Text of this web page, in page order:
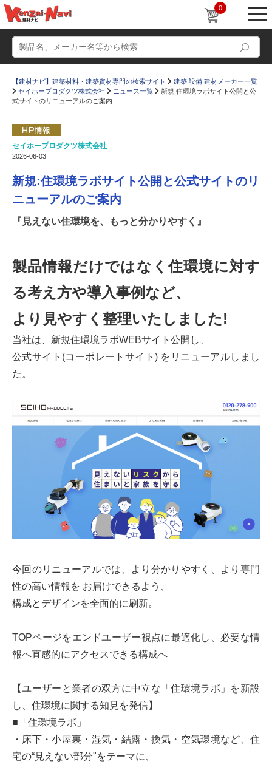
0
動画
かたなび コラム
すまいリング
Q＆A 販売・施工代理店募集
【建材ナビ】建築材料・建築資材専門の検索サイト
建築 設備 建材メーカー一覧
セイホープロダクツ株式会社
ニュース一覧
新規:住環境ラボサイト公開と公
式サイトのリニューアルのご案内
セイホープロダクツ株式会社
2026-06-03
新規:住環境ラボサイト公開と公式サイトのリ
ニューアルのご案内
『見えない住環境を、もっと分かりやすく』
製品情報だけではなく住環境に対す
る考え方や導入事例など、
より見やすく整理いたしました!
当社は、新規住環境ラボWEBサイト公開し、
公式サイト(コーポレートサイト) をリニューアルしまし
た。
今回のリニューアルでは、より分かりやすく、より専門
性の高い情報を お届けできるよう、
構成とデザインを全面的に刷新。
TOPページをエンドユーザー視点に最適化し、必要な情
報へ直感的にアクセスできる構成へ
【ユーザーと業者の双方に中立な「住環境ラボ」を新設
し、住環境に関する知見を発信】
■「住環境ラボ」
・床下・小屋裏・湿気・結露・換気・空気環境など、住
宅の“見えない部分"をテーマに、